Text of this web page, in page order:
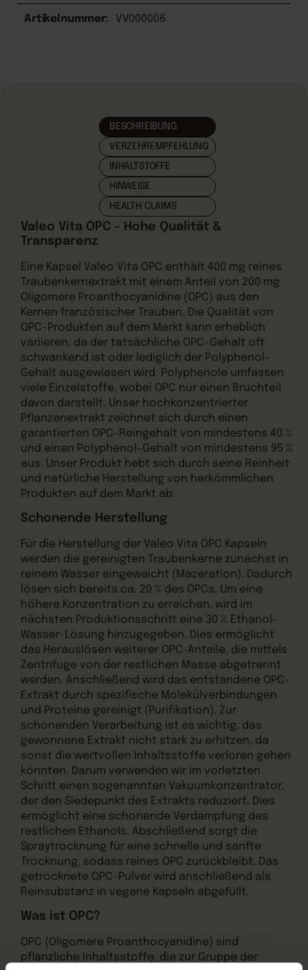
Artikelnummer: VV000006
BESCHREIBUNG
VERZEHREMPFEHLUNG
INHALTSTOFFE
HINWEISE
HEALTH CLAIMS
Valeo Vita OPC – Hohe Qualität &
Transparenz
Eine Kapsel Valeo Vita OPC enthält 400 mg reines
Traubenkernextrakt mit einem Anteil von 200 mg
Oligomere Proanthocyanidine (OPC) aus den
Kernen französischer Trauben. Die Qualität von
OPC-Produkten auf dem Markt kann erheblich
variieren, da der tatsächliche OPC-Gehalt oft
schwankend ist oder lediglich der Polyphenol-
Gehalt ausgewiesen wird. Polyphenole umfassen
viele Einzelstoffe, wobei OPC nur einen Bruchteil
davon darstellt. Unser hochkonzentrierter
Pflanzenextrakt zeichnet sich durch einen
garantierten OPC-Reingehalt von mindestens 40 %
und einen Polyphenol-Gehalt von mindestens 95 %
aus. Unser Produkt hebt sich durch seine Reinheit
und natürliche Herstellung von herkömmlichen
Produkten auf dem Markt ab.
Schonende Herstellung
Für die Herstellung der Valeo Vita OPC Kapseln
werden die gereinigten Traubenkerne zunächst in
reinem Wasser eingeweicht (Mazeration). Dadurch
lösen sich bereits ca. 20 % des OPCs. Um eine
höhere Konzentration zu erreichen, wird im
nächsten Produktionsschritt eine 30 % Ethanol-
Wasser-Lösung hinzugegeben. Dies ermöglicht
das Herauslösen weiterer OPC-Anteile, die mittels
Zentrifuge von der restlichen Masse abgetrennt
werden. Anschließend wird das entstandene OPC-
Extrakt durch spezifische Molekülverbindungen
und Proteine gereinigt (Purifikation). Zur
schonenden Verarbeitung ist es wichtig, das
gewonnene Extrakt nicht stark zu erhitzen, da
sonst die wertvollen Inhaltsstoffe verloren gehen
könnten. Darum verwenden wir im vorletzten
Schritt einen sogenannten Vakuumkonzentrator,
der den Siedepunkt des Extrakts reduziert. Dies
ermöglicht eine schonende Verdampfung des
restlichen Ethanols. Abschließend sorgt die
Spraytrocknung für eine schnelle und sanfte
Trocknung, sodass reines OPC zurückbleibt. Das
getrocknete OPC-Pulver wird anschließend als
Reinsubstanz in vegane Kapseln abgefüllt.
Was ist OPC?
OPC (Oligomere Proanthocyanidine) sind
pflanzliche Inhaltsstoffe, die zur Gruppe der